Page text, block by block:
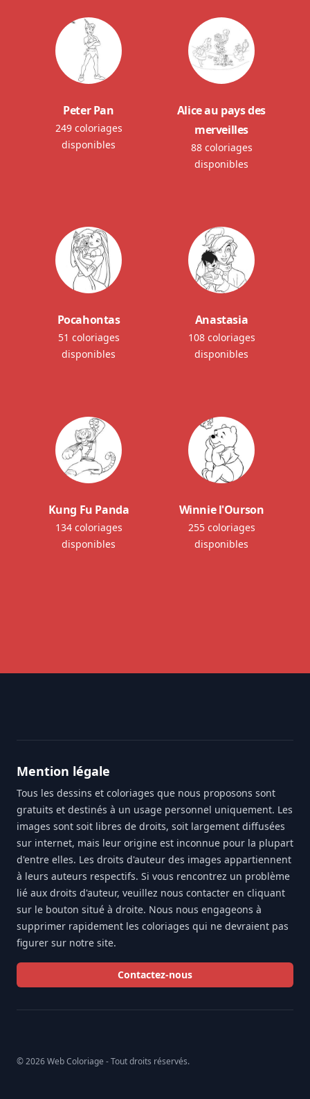
Peter Pan
249 coloriages
disponibles
Alice au pays des
merveilles
88 coloriages
disponibles
Pocahontas
51 coloriages
disponibles
Anastasia
108 coloriages
disponibles
Kung Fu Panda
134 coloriages
disponibles
Winnie l'Ourson
255 coloriages
disponibles
Mention légale
Tous les dessins et coloriages que nous proposons sont
gratuits et destinés à un usage personnel uniquement. Les
images sont soit libres de droits, soit largement diffusées
sur internet, mais leur origine est inconnue pour la plupart
d'entre elles. Les droits d'auteur des images appartiennent
à leurs auteurs respectifs. Si vous rencontrez un problème
lié aux droits d'auteur, veuillez nous contacter en cliquant
sur le bouton situé à droite. Nous nous engageons à
supprimer rapidement les coloriages qui ne devraient pas
figurer sur notre site.
Contactez-nous
© 2026 Web Coloriage - Tout droits réservés.